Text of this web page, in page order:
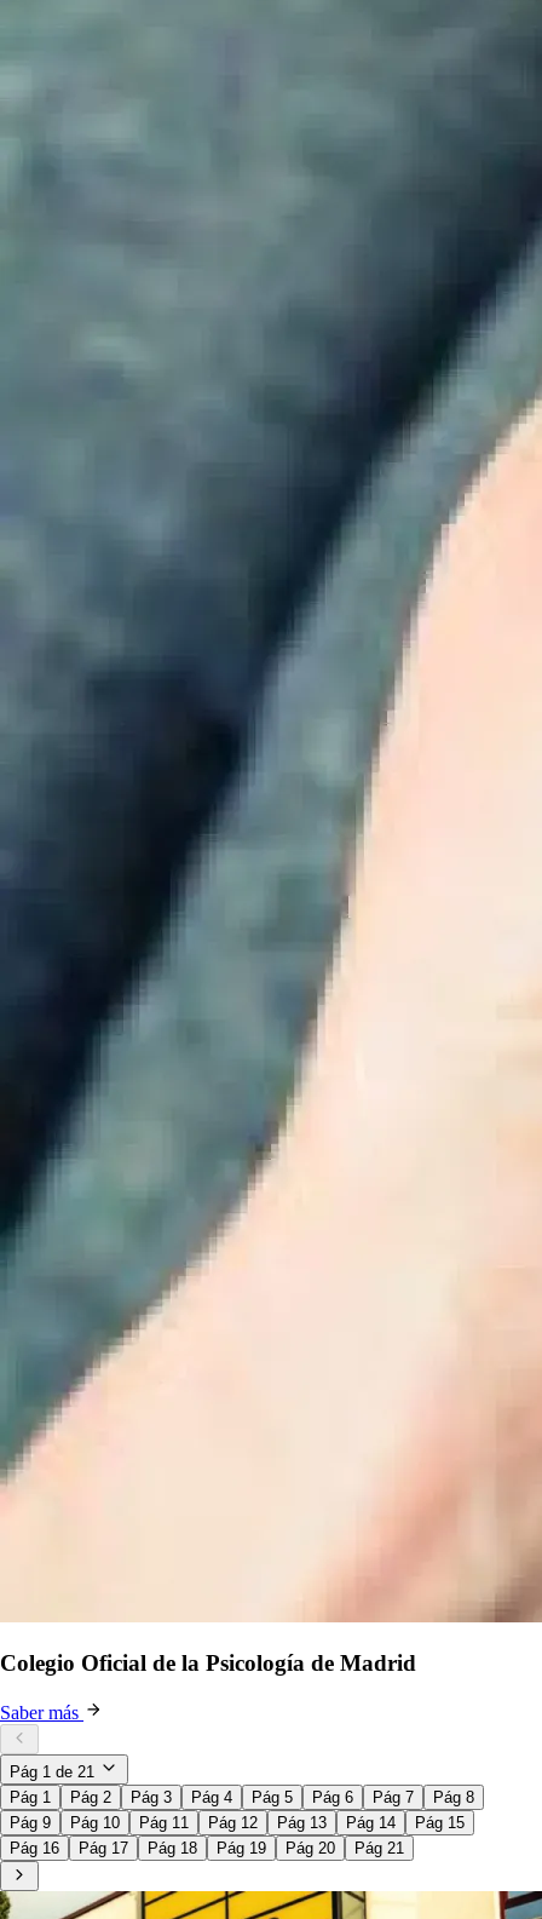
Colegio Oficial de la Psicología de Madrid
Saber más
Pág 1 de 21
Pág 1
Pág 2 Pág 3 Pág 4 Pág 5 Pág 6 Pág 7
Pág 8
Pág 9
Pág 10 Pág 11 Pág 12 Pág 13 Pág 14
Pág 15
Pág 16
Pág 17 Pág 18 Pág 19 Pág 20 Pág 21